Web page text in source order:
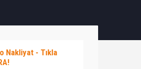
Nakliyat - Tıkla